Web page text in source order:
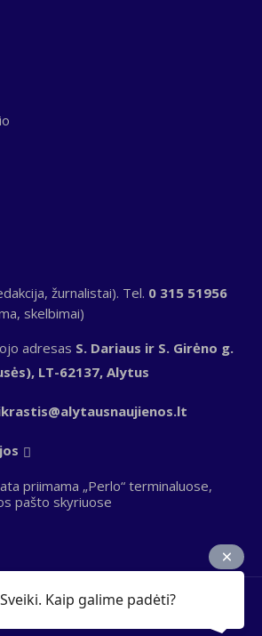
žurnalistai). Tel. 0 315 51956
skelbimai)
adresas S. Dariaus ir S. Girėno g.
LT-62137, Alytus
priimama „Perlo“ terminaluose,
pašto skyriuose
Sveiki. Kaip galime padėti?